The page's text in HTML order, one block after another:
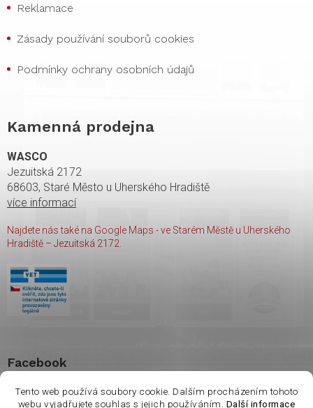
Tento web používá soubory cookie. Dalším procházením tohoto
webu vyjadřujete souhlas s jejich používáním. Další informace
Reklamace
Zásady používání souborů cookies
Podmínky ochrany osobních údajů
Kamenná prodejna
WASCO
Jezuitská 2172
68603, Staré Město u Uherského Hradiště
více informací
Najdete nás také na Google Maps - ve Starém Městě u Uherského
Hradiště – Jezuitská 2172.
Facebook